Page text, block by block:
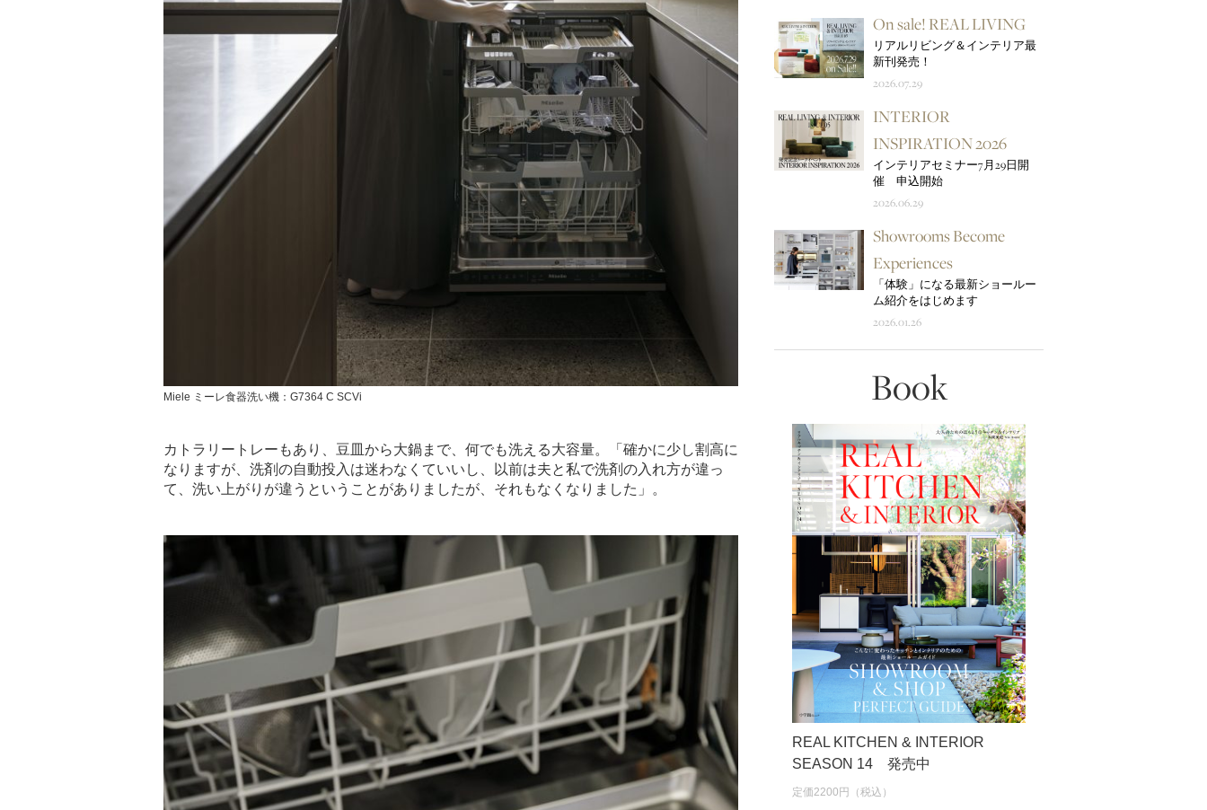
Miele ミーレ食器洗い機：G7364 C SCVi
カトラリートレーもあり、豆皿から大鍋まで、何でも洗える大容量。「確かに少し割高に
なりますが、洗剤の自動投入は迷わなくていいし、以前は夫と私で洗剤の入れ方が違っ
て、洗い上がりが違うということがありましたが、それもなくなりました」。
On sale! REAL LIVING
リアルリビング＆インテリア最
新刊発売！
2026.07.29
INTERIOR
INSPIRATION 2026
インテリアセミナー7月29日開
催 申込開始
2026.06.29
Showrooms Become
Experiences
「体験」になる最新ショールー
ム紹介をはじめます
2026.01.26
Book
REAL KITCHEN & INTERIOR
SEASON 14 発売中
定価2200円（税込）